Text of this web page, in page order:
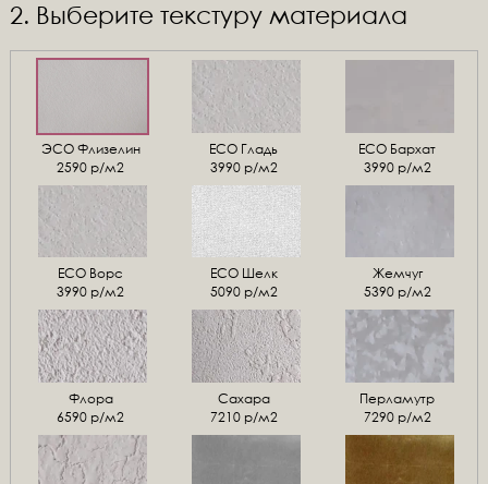
2. Выберите текстуру материала
ЭСО Флизелин
2590 р/м2
ЕСО Гладь
3990 р/м2
ECO Бархат
3990 р/м2
ЕСО Ворс
3990 р/м2
ЕСО Шелк
5090 р/м2
Жемчуг
5390 р/м2
Флора
6590 р/м2
Сахара
7210 р/м2
Перламутр
7290 р/м2